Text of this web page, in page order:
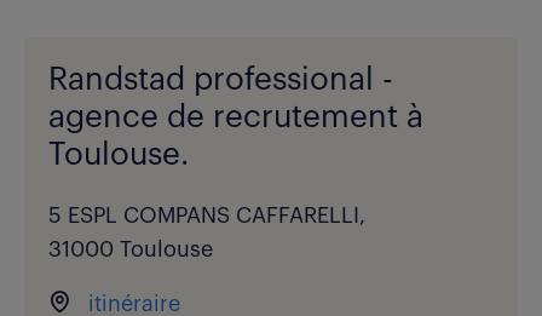
Randstad professional -
agence de recrutement à
Toulouse.
5 ESPL COMPANS CAFFARELLI,
31000 Toulouse
itinéraire